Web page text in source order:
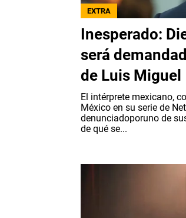
EXTRA
Inesperado:
será
de Luis Miguel
El intérprete mexicano,
México en su serie de
denunciadoporuno de
de qué se...